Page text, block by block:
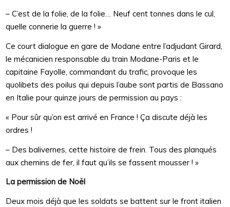
– C’est de la folie, de la folie… Neuf cent tonnes dans le cul,
quelle connerie la guerre ! »
Ce court dialogue en gare de Modane entre l’adjudant Girard,
le mécanicien responsable du train Modane-Paris et le
capitaine Fayolle, commandant du trafic, provoque les
quolibets des poilus qui depuis l’aube sont partis de Bassano
en Italie pour quinze jours de permission au pays :
« Pour sûr qu’on est arrivé en France ! Ça discute déjà les
ordres !
– Des balivernes, cette histoire de frein. Tous des planqués
aux chemins de fer, il faut qu’ils se fassent mousser ! »
La permission de Noël
Deux mois déjà que les soldats se battent sur le front italien